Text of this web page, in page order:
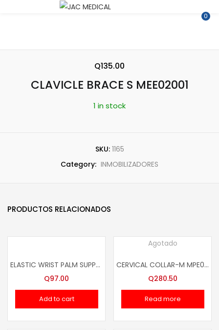
0
ENTRAR
Introduce tu nombre de usuario y contraseña para iniciar
¿Contraseña perdida?
CLAVICLE BRACE S MEE02001
Q135.00
1 in stock
SKU: 1165
Category: INMOBILIZADORES
PRODUCTOS RELACIONADOS
ELASTIC WRIST PALM SUPPORTS SSX08003
Q97.00
Add to cart
Agotado
CERVICAL COLLAR-M MPE01008
Q280.50
Read more